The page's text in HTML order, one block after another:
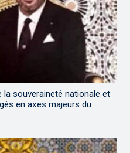
souveraineté nationale et
en axes majeurs du